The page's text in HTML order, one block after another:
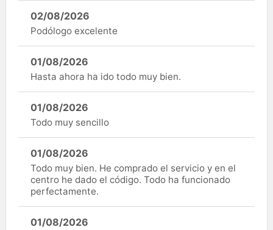
02/08/2026
Podólogo excelente
01/08/2026
Hasta ahora ha ido todo muy bien.
01/08/2026
Todo muy sencillo
01/08/2026
Todo muy bien. He comprado el servicio y en el
centro he dado el código. Todo ha funcionado
perfectamente.
01/08/2026